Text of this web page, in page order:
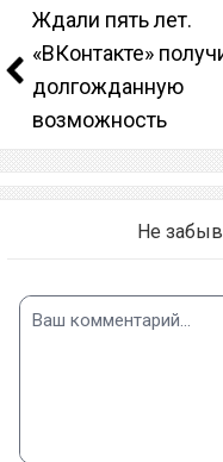
Ждали пять лет.
«ВКонтакте»
долгожданную
возможность
Не